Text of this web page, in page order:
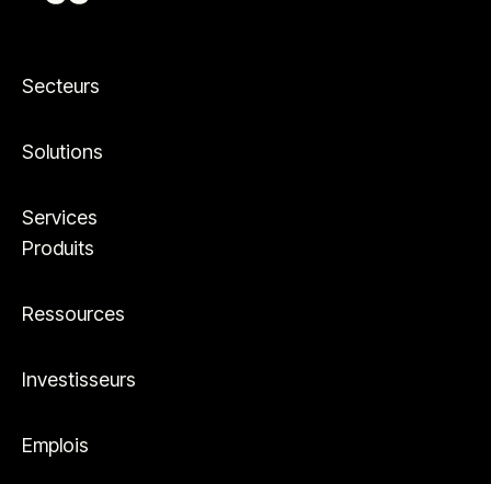
Secteurs
Solutions
Services
Produits
Ressources
Investisseurs
Emplois